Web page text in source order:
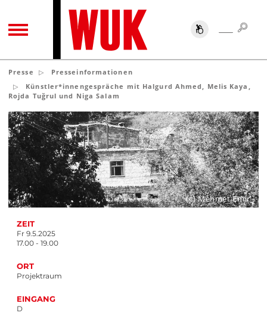
TOGGLE NAVIGATION SUCHE
Presse
Presseinformationen
Künstler*innengespräche mit Halgurd Ahmed, Melis Kaya,
Rojda Tuğrul und Niga Salam
ZEIT
Fr 9.5.2025
17.00 - 19.00
ORT
Projektraum
EINGANG
D
(c) Mehmet Emir